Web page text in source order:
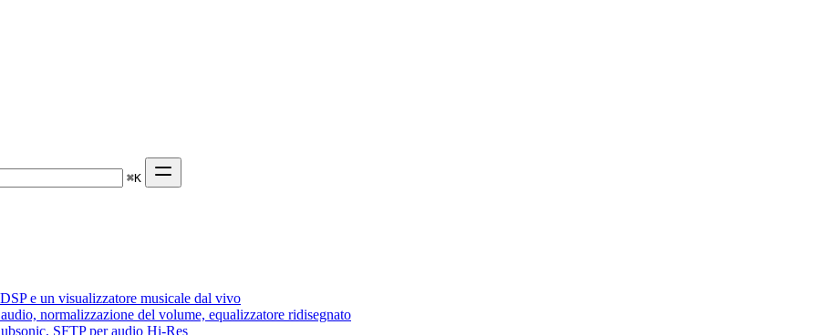
⌘K
e un visualizzatore musicale dal vivo
normalizzazione del volume, equalizzatore ridisegnato
SFTP per audio Hi-Res